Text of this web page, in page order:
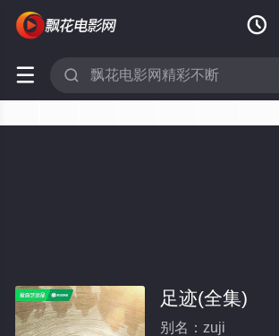

 
足迹(全集)
别名：zuji